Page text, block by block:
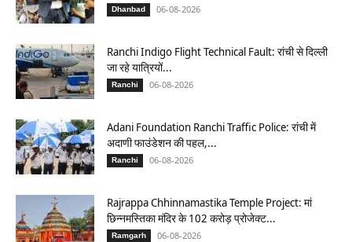
Dhanbad 06-08-2026
Ranchi Indigo Flight Technical Fault: रांची से दिल्ली
जा रहे यात्रियों...
Ranchi 06-08-2026
Adani Foundation Ranchi Traffic Police: रांची में
अदाणी फाउंडेशन की पहल,...
Ranchi 06-08-2026
Rajrappa Chhinnamastika Temple Project: मां
छिन्नमस्तिका मंदिर के 102 करोड़ प्रोजेक्ट...
Ramgarh 06-08-2026